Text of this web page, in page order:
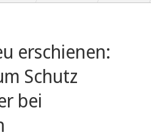
erschienen:
Schutz
bei